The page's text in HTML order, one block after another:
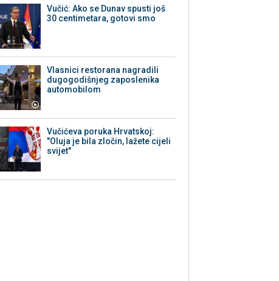
Vučić: Ako se Dunav spusti još
30 centimetara, gotovi smo
Vlasnici restorana nagradili
dugogodišnjeg zaposlenika
automobilom
Vučićeva poruka Hrvatskoj:
"Oluja je bila zločin, lažete cijeli
svijet"